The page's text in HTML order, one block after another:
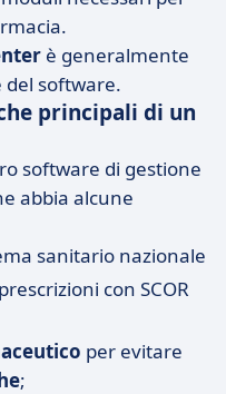
è generalmente
software.
principali di un
software di gestione
abbia alcune
sanitario nazionale
con SCOR
per evitare
;